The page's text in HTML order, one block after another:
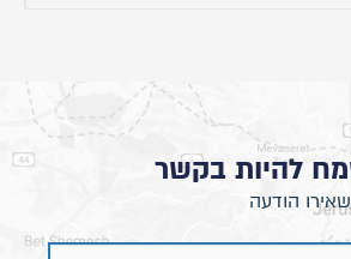
בסניפים בלבד
להיות בקשר
הודעה